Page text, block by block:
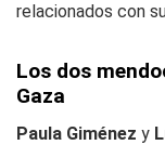
relacionados con
Los dos
Gaza
Paula Giménez y